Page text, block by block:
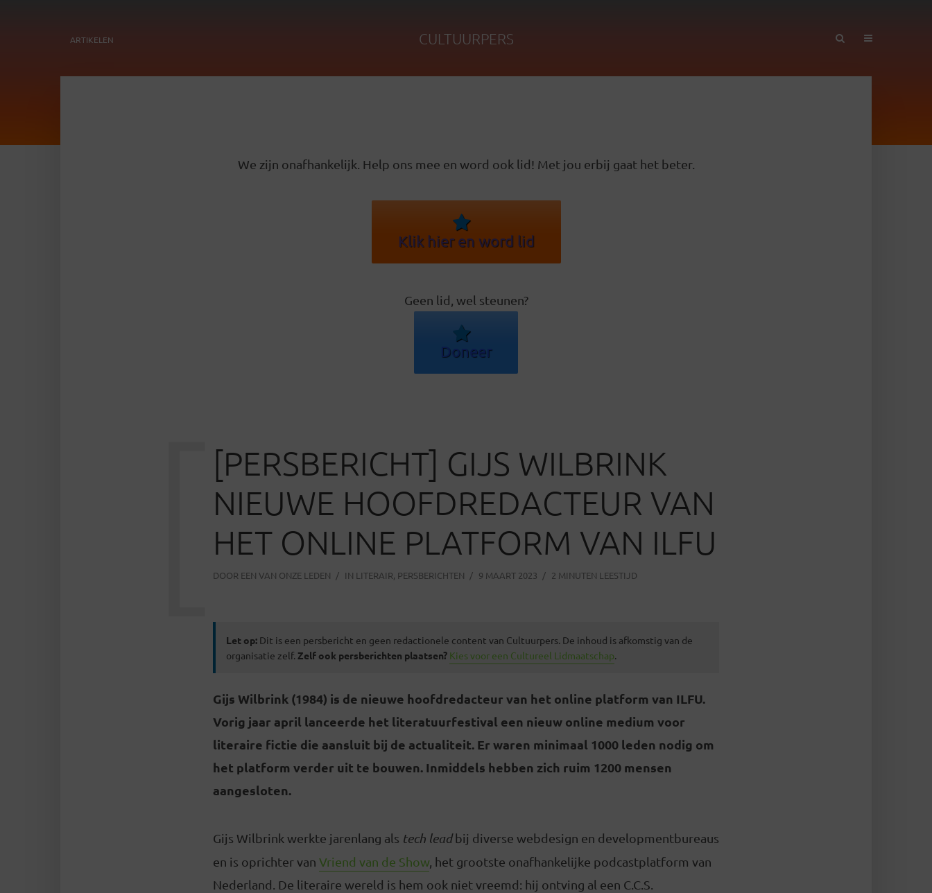
ARTIKELEN CULTUURPERS
We zijn onafhankelijk. Help ons mee en word ook lid! Met jou erbij gaat het beter.
Klik hier en word lid
Geen lid, wel steunen?
Doneer
[PERSBERICHT] GIJS WILBRINK
NIEUWE HOOFDREDACTEUR VAN
HET ONLINE PLATFORM VAN ILFU
DOOR EEN VAN ONZE LEDEN IN LITERAIR, PERSBERICHTEN 9 MAART 2023 2 MINUTEN LEESTIJD
Let op: Dit is een persbericht en geen redactionele content van Cultuurpers. De inhoud is afkomstig van de
organisatie zelf. Zelf ook persberichten plaatsen? Kies voor een Cultureel Lidmaatschap.
Gijs Wilbrink (1984) is de nieuwe hoofdredacteur van het online platform van ILFU.
Vorig jaar april lanceerde het literatuurfestival een nieuw online medium voor
literaire fictie die aansluit bij de actualiteit. Er waren minimaal 1000 leden nodig om
het platform verder uit te bouwen. Inmiddels hebben zich ruim 1200 mensen
aangesloten.
Gijs Wilbrink werkte jarenlang als tech leadbij diverse webdesign en developmentbureaus
en is oprichter van Vriend van de Show, het grootste onafhankelijke podcastplatform van
Nederland. De literaire wereld is hem ook niet vreemd: hij ontving al een C.C.S.